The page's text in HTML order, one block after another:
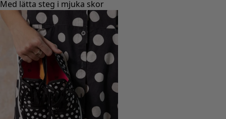
Med lätta steg i mjuka skor